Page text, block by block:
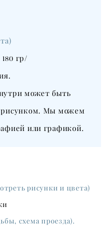
180 гр/
может быть
рисунком. Мы можем
или графикой.
рисунки и цвета)
схема проезда).